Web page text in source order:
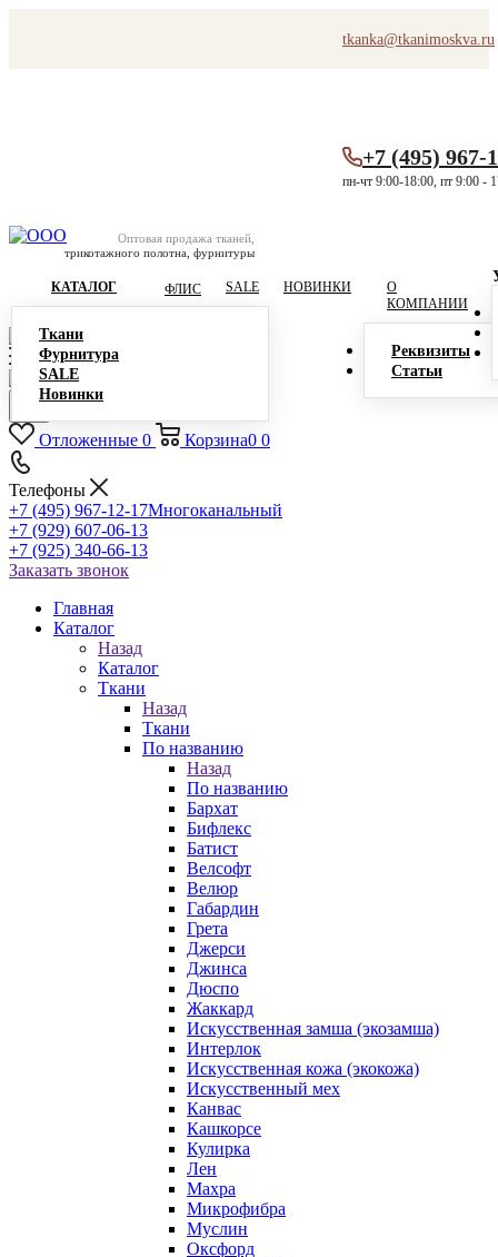
tkanka@tkanimoskva.ru
Оптовая продажа тканей,
трикотажного полотна, фурнитуры
+7 (495) 967-
пн-чт 9:00-18:00, пт 9:00 -
КАТАЛОГ
Ткани
Фурнитура
SALE
Новинки
ФЛИС SALE НОВИНКИ
О
КОМПАНИИ
Реквизиты
Статьи
Отложенные 0 Корзина0 0
Телефоны
+7 (495) 967-12-17Многоканальный
+7 (929) 607-06-13
+7 (925) 340-66-13
Заказать звонок
Главная
Каталог
Назад
Каталог
Ткани
Назад
Ткани
По названию
Назад
По названию
Бархат
Бифлекс
Батист
Велсофт
Велюр
Габардин
Грета
Джерси
Джинса
Дюспо
Жаккард
Искусственная замша (экозамша)
Интерлок
Искусственная кожа (экокожа)
Искусственный мех
Канвас
Кашкорсе
Кулирка
Лен
Махра
Микрофибра
Муслин
Оксфорд